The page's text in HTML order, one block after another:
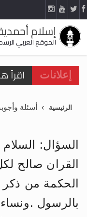
إسلام
الموقع العربي
إعلانات
اقرأ
تعميم
اقرأ
الرئيسية أسئلة
السؤال:
القران صالح
الحكمة من ذكر
بالرسول